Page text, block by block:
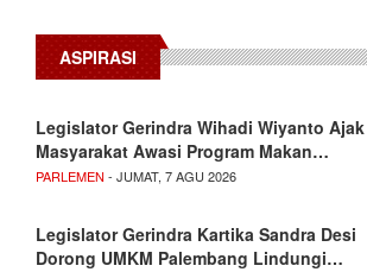
ASPIRASI
Legislator Gerindra Wihadi Wiyanto Ajak
Masyarakat Awasi Program Makan…
PARLEMEN - JUMAT, 7 AGU 2026
Legislator Gerindra Kartika Sandra Desi
Dorong UMKM Palembang Lindungi…